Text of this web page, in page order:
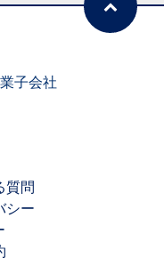
子会社
質問
シー